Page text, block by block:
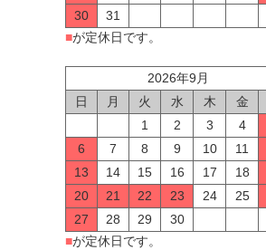
30
31
■が定休日です。
2026年9月
日
月 火 水 木 金
1
2 3 4
6
7 8 9 10 11
13
14 15 16 17 18
20
21 22 23 24 25
27
28 29
30
■が定休日です。